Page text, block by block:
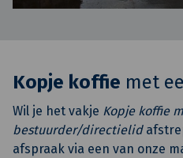
Kopje koffie met
Wil je het vakje Kopje koffie
bestuurder/directielid
afspraak via een van onze